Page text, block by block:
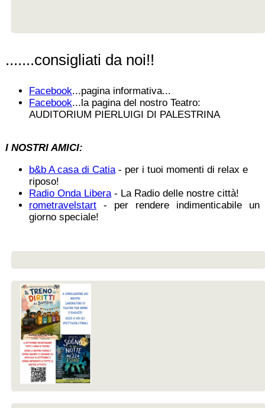
.......consigliati da noi!!
Facebook...pagina informativa...
Facebook...la pagina del nostro Teatro:
AUDITORIUM PIERLUIGI DI PALESTRINA
I NOSTRI AMICI:
b&b A casa di Catia- per i tuoi momenti di relax e
riposo!
Radio Onda Libera- La Radio delle nostre città!
rometravelstart- per rendere indimenticabile un
giorno speciale!